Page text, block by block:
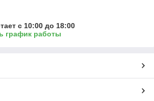
с 10:00 до 18:00
график работы